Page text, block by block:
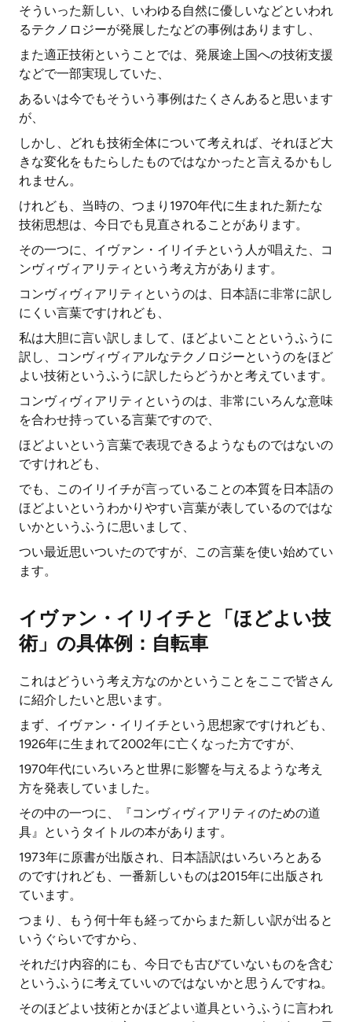
そういった新しい、いわゆる自然に優しいなどといわれ
るテクノロジーが発展したなどの事例はありますし、
また適正技術ということでは、発展途上国への技術支援
などで一部実現していた、
あるいは今でもそういう事例はたくさんあると思います
が、
しかし、どれも技術全体について考えれば、それほど大
きな変化をもたらしたものではなかったと言えるかもし
れません。
けれども、当時の、つまり1970年代に生まれた新たな
技術思想は、今日でも見直されることがあります。
その一つに、イヴァン・イリイチという人が唱えた、コ
ンヴィヴィアリティという考え方があります。
コンヴィヴィアリティというのは、日本語に非常に訳し
にくい言葉ですけれども、
私は大胆に言い訳しまして、ほどよいことというふうに
訳し、コンヴィヴィアルなテクノロジーというのをほど
よい技術というふうに訳したらどうかと考えています。
コンヴィヴィアリティというのは、非常にいろんな意味
を合わせ持っている言葉ですので、
ほどよいという言葉で表現できるようなものではないの
ですけれども、
でも、このイリイチが言っていることの本質を日本語の
ほどよいというわかりやすい言葉が表しているのではな
いかというふうに思いまして、
つい最近思いついたのですが、この言葉を使い始めてい
ます。
イヴァン・イリイチと「ほどよい技
術」の具体例：自転車
これはどういう考え方なのかということをここで皆さん
に紹介したいと思います。
まず、イヴァン・イリイチという思想家ですけれども、
1926年に生まれて2002年に亡くなった方ですが、
1970年代にいろいろと世界に影響を与えるような考え
方を発表していました。
その中の一つに、『コンヴィヴィアリティのための道
具』というタイトルの本があります。
1973年に原書が出版され、日本語訳はいろいろとある
のですけれども、一番新しいものは2015年に出版され
ています。
つまり、もう何十年も経ってからまた新しい訳が出ると
いうぐらいですから、
それだけ内容的にも、今日でも古びていないものを含む
というふうに考えていいのではないかと思うんですね。
そのほどよい技術とかほどよい道具というふうに言われ